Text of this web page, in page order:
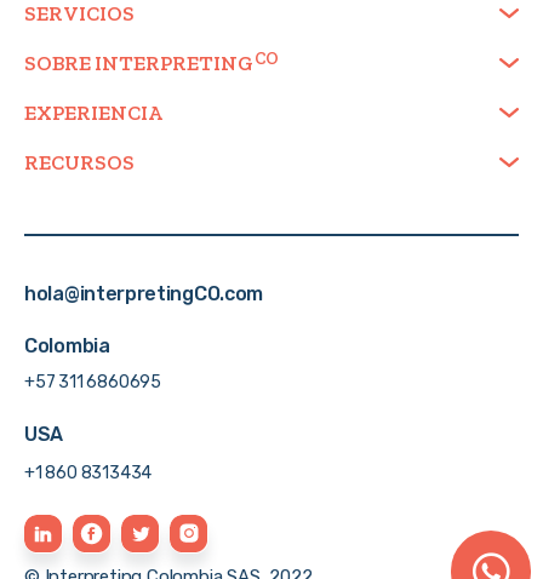
SERVICIOS
SOBRE INTERPRETING
EXPERIENCIA
RECURSOS
hola@interpretingCO.com
Colombia
+57 311 6860695
USA
+1 860 8313434